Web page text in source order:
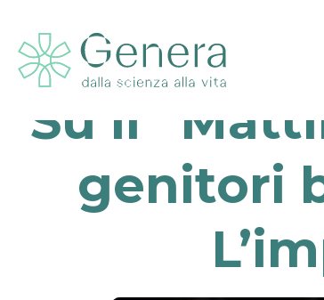
Su il
genitori